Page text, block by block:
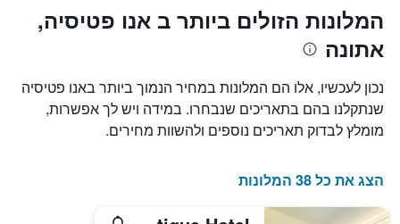
התרשים
כולל
1
ציר
המציגים
את
ימי
כולל
ציר
המלונות הזולים ביותר ב אנו פטיסיה,
אתונה
נכון לעכשיו, אלו הם המלונות במחיר הנמוך ביותר באנו פטיסיה
שנתקלנו בהם בתאריכים שנבחרו. במידה ויש לך אפשרות,
מומלץ לבדוק תאריכים נוספים ולהשוות מחירים.
הצג את כל 38 המלונות